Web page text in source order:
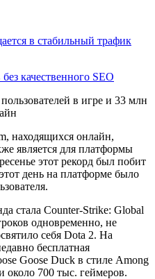
в стабильный трафик
качественного SEO
находящихся онлайн,
является для платформы
этот рекорд был побит
день на платформе было
стала Counter-Strike: Global
одновременно, не
себя Dota 2. На
бесплатная
Goose Duck в стиле Among
около 700 тыс. геймеров.